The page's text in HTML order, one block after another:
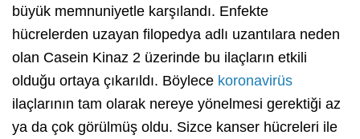
büyük memnuniyetle karşılandı. Enfekte
hücrelerden uzayan filopedya adlı uzantılara neden
olan Casein Kinaz 2 üzerinde bu ilaçların etkili
olduğu ortaya çıkarıldı. Böylece koronavirüs
ilaçlarının tam olarak nereye yönelmesi gerektiği az
ya da çok görülmüş oldu. Sizce kanser hücreleri ile